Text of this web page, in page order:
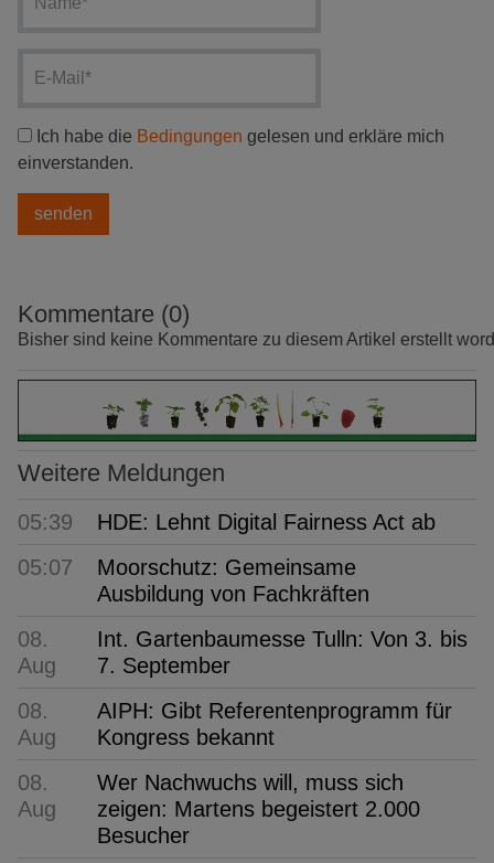
Ich habe die Bedingungen gelesen und erkläre mich
einverstanden.
Kommentare (0)
Bisher sind keine Kommentare zu diesem Artikel erstellt
Weitere Meldungen
05:39
HDE: Lehnt Digital Fairness Act ab
05:07
Moorschutz: Gemeinsame
Ausbildung von Fachkräften
08.
Aug
Int. Gartenbaumesse Tulln: Von 3. bis
7. September
08.
Aug
AIPH: Gibt Referentenprogramm für
Kongress bekannt
08.
Aug
Wer Nachwuchs will, muss sich
zeigen: Martens begeistert 2.000
Besucher